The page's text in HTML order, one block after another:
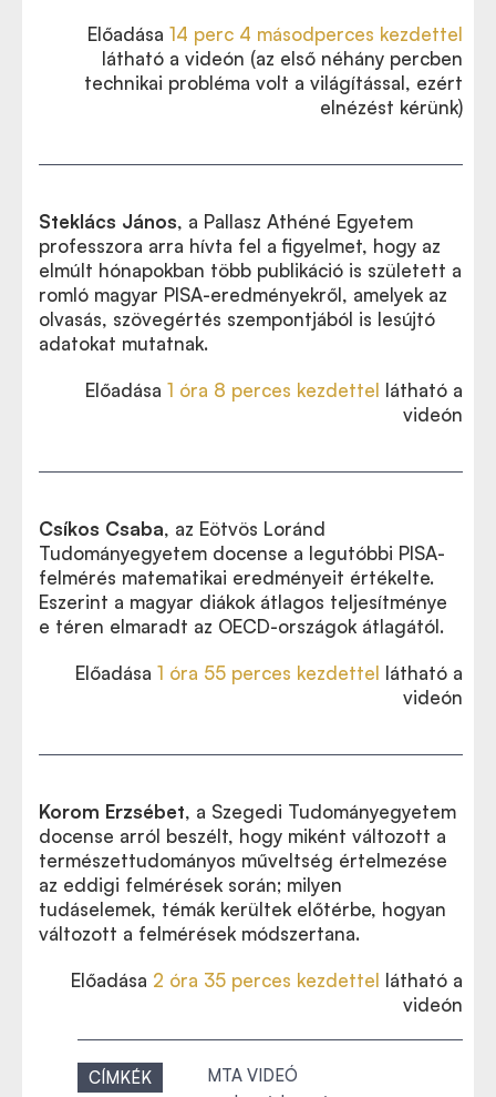
Előadása 14 perc 4 másodperces kezdettel
látható a videón (az első néhány percben
technikai probléma volt a világítással, ezért
elnézést kérünk)
Steklács János, a Pallasz Athéné Egyetem
professzora arra hívta fel a figyelmet, hogy az
elmúlt hónapokban több publikáció is született a
romló magyar PISA-eredményekről, amelyek az
olvasás, szövegértés szempontjából is lesújtó
adatokat mutatnak.
Előadása 1 óra 8 perces kezdettel látható a
videón
Csíkos Csaba, az Eötvös Loránd
Tudományegyetem docense a legutóbbi PISA-
felmérés matematikai eredményeit értékelte.
Eszerint a magyar diákok átlagos teljesítménye
e téren elmaradt az OECD-országok átlagától.
Előadása 1 óra 55 perces kezdettel látható a
videón
Korom Erzsébet, a Szegedi Tudományegyetem
docense arról beszélt, hogy miként változott a
természettudományos műveltség értelmezése
az eddigi felmérések során; milyen
tudáselemek, témák kerültek előtérbe, hogyan
változott a felmérések módszertana.
Előadása 2 óra 35 perces kezdettel látható a
videón
CÍMKÉK
MTA VIDEÓ